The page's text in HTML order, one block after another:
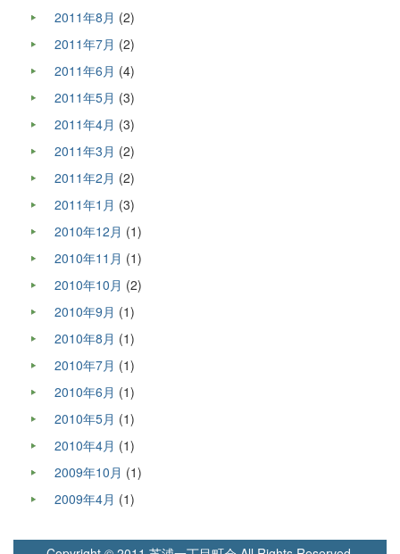
2011年8月 (2)
2011年7月 (2)
2011年6月 (4)
2011年5月 (3)
2011年4月 (3)
2011年3月 (2)
2011年2月 (2)
2011年1月 (3)
2010年12月 (1)
2010年11月 (1)
2010年10月 (2)
2010年9月 (1)
2010年8月 (1)
2010年7月 (1)
2010年6月 (1)
2010年5月 (1)
2010年4月 (1)
2009年10月 (1)
2009年4月 (1)